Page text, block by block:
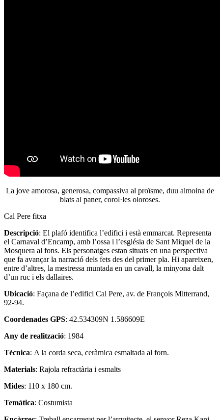
La jove amorosa, generosa, compassiva al proïsme, duu almoina de
blats al paner, corol·les oloroses.
Cal Pere fitxa
Descripció: El plafó identifica l’edifici i està emmarcat. Representa
el Carnaval d’Encamp, amb l’ossa i l’església de Sant Miquel de la
Mosquera al fons. Els personatges estan situats en una perspectiva
que fa avançar la narració dels fets des del primer pla. Hi apareixen,
entre d’altres, la mestressa muntada en un cavall, la minyona dalt
d’un ruc i els dallaires.
Ubicació: Façana de l’edifici Cal Pere, av. de François Mitterrand,
92-94.
Coordenades GPS: 42.534309N 1.586609E
Any de realització: 1984
Tècnica: A la corda seca, ceràmica esmaltada al forn.
Materials: Rajola refractària i esmalts
Mides: 110 x 180 cm.
Temàtica: Costumista